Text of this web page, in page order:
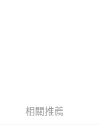
相關推薦